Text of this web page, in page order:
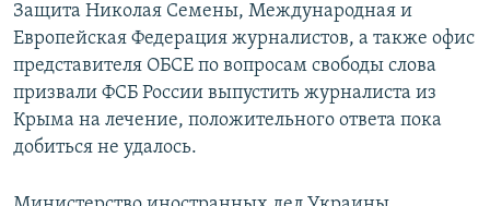
Защита Николая Семены, Международная и
Европейская Федерация журналистов, а также офис
представителя ОБСЕ по вопросам свободы слова
призвали ФСБ России выпустить журналиста из
Крыма на лечение, положительного ответа пока
добиться не удалось.